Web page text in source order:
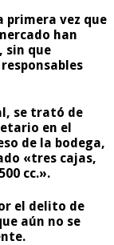
primera vez que
han
sin que
se trató de
en el
de la bodega,
«tres cajas,
cc.».
el delito de
aún no se